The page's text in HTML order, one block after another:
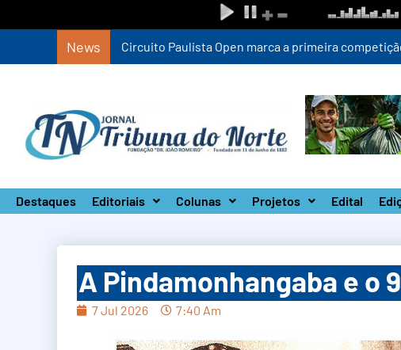
News Circuito Paulista Open marca a primeira
Destaques Editoriais Colunas Projetos Edital
A Pindamonhangaba e o
7 Jul 2026 7:40 Am